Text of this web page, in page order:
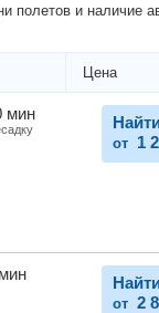
полетов и наличие
Цена
мин
от 1
от 2